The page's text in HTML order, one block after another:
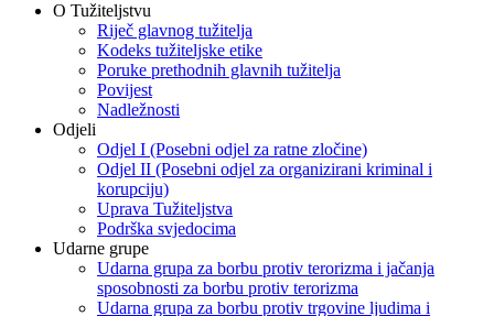
O Tužiteljstvu
Riječ glavnog tužitelja
Kodeks tužiteljske etike
Poruke prethodnih glavnih tužitelja
Povijest
Nadležnosti
Odjeli
Odjel I (Posebni odjel za ratne zločine)
Odjel II (Posebni odjel za organizirani kriminal i
korupciju)
Uprava Tužiteljstva
Podrška svjedocima
Udarne grupe
Udarna grupa za borbu protiv terorizma i jačanja
sposobnosti za borbu protiv terorizma
Udarna grupa za borbu protiv trgovine ljudima i